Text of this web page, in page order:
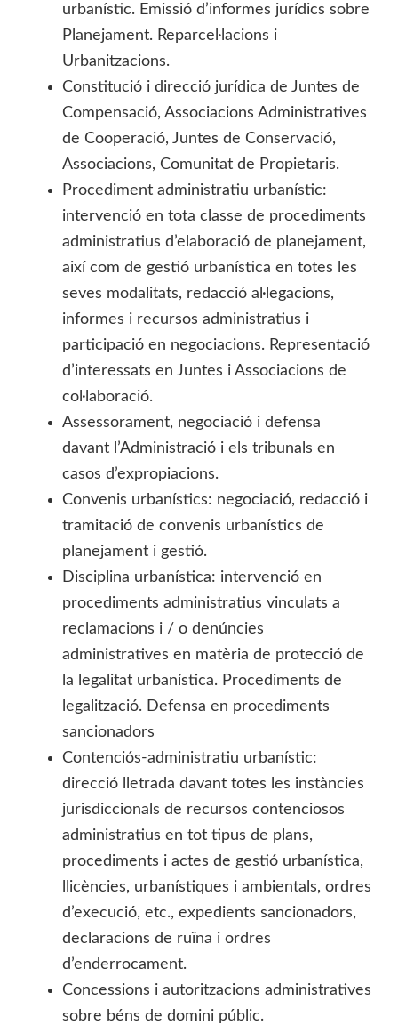
urbanístic. Emissió d’informes jurídics sobre
Planejament. Reparcel·lacions i
Urbanitzacions.
Constitució i direcció jurídica de Juntes de
Compensació, Associacions Administratives
de Cooperació, Juntes de Conservació,
Associacions, Comunitat de Propietaris.
Procediment administratiu urbanístic:
intervenció en tota classe de procediments
administratius d’elaboració de planejament,
així com de gestió urbanística en totes les
seves modalitats, redacció al·legacions,
informes i recursos administratius i
participació en negociacions. Representació
d’interessats en Juntes i Associacions de
col·laboració.
Assessorament, negociació i defensa
davant l’Administració i els tribunals en
casos d’expropiacions.
Convenis urbanístics: negociació, redacció i
tramitació de convenis urbanístics de
planejament i gestió.
Disciplina urbanística: intervenció en
procediments administratius vinculats a
reclamacions i / o denúncies
administratives en matèria de protecció de
la legalitat urbanística. Procediments de
legalització. Defensa en procediments
sancionadors
Contenciós-administratiu urbanístic:
direcció lletrada davant totes les instàncies
jurisdiccionals de recursos contenciosos
administratius en tot tipus de plans,
procediments i actes de gestió urbanística,
llicències, urbanístiques i ambientals, ordres
d’execució, etc., expedients sancionadors,
declaracions de ruïna i ordres
d’enderrocament.
Concessions i autoritzacions administratives
sobre béns de domini públic.